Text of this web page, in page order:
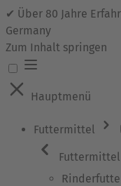
✔ Über 80 Jahre
Germany
Zum Inhalt springen
Hauptmenü
Futtermittel
Futtermittel